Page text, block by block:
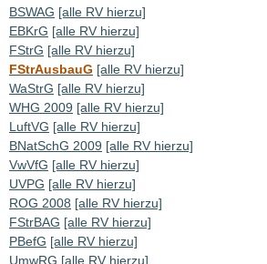
BSWAG [alle RV hierzu]
EBKrG [alle RV hierzu]
FStrG [alle RV hierzu]
FStrAusbauG [alle RV hierzu]
WaStrG [alle RV hierzu]
WHG 2009 [alle RV hierzu]
LuftVG [alle RV hierzu]
BNatSchG 2009 [alle RV hierzu]
VwVfG [alle RV hierzu]
UVPG [alle RV hierzu]
ROG 2008 [alle RV hierzu]
FStrBAG [alle RV hierzu]
PBefG [alle RV hierzu]
UmwRG [alle RV hierzu]